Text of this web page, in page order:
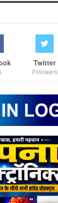
Twitter
Followers